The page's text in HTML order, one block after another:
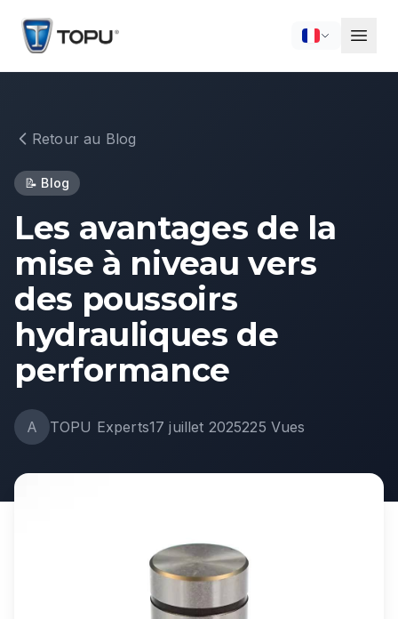
Retour au Blog
📝 Blog
Les avantages de la
mise à niveau vers
des poussoirs
hydrauliques de
performance
A TOPU Experts17 juillet 2025225 Vues